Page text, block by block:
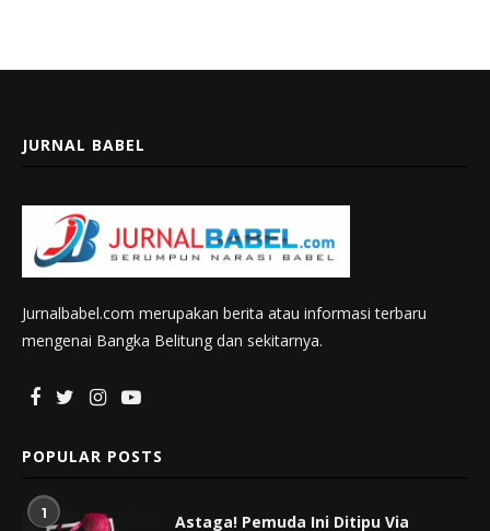
JURNAL BABEL
Jurnalbabel.com merupakan berita atau informasi terbaru
mengenai Bangka Belitung dan sekitarnya.
POPULAR POSTS
1
Astaga! Pemuda Ini Ditipu Via